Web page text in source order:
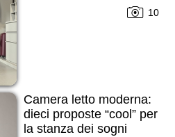
10
Camera letto moderna:
dieci proposte “cool” per
la stanza dei sogni